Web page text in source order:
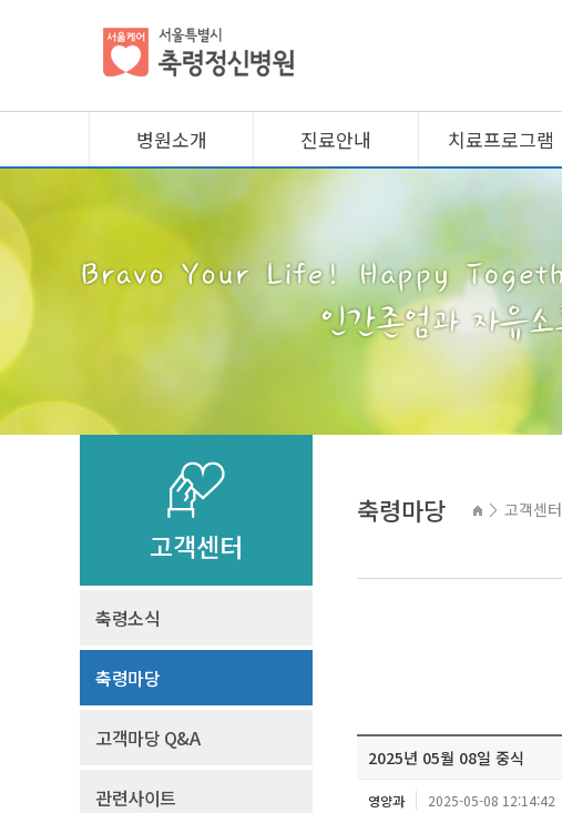
병원소개 진료안내 치료프로그램
고객센터
축령소식
축령마당
고객마당 Q&A
관련사이트
축령마당 > 고객센터
2025년 05월 08일 중식
영양과 2025-05-08 12:14:42